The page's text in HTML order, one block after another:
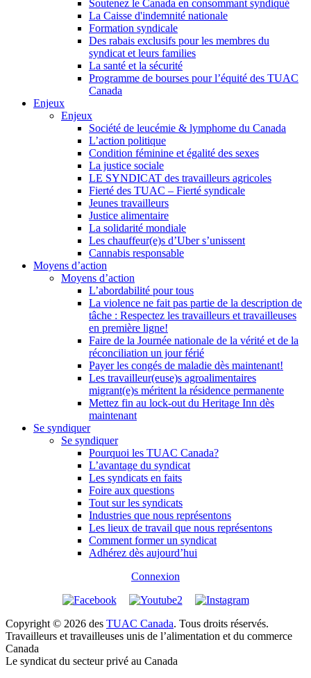
Soutenez le Canada en consommant syndiqué
La Caisse d'indemnité nationale
Formation syndicale
Des rabais exclusifs pour les membres du
syndicat et leurs families
La santé et la sécurité
Programme de bourses pour l’équité des TUAC
Canada
Enjeux
Enjeux
Société de leucémie & lymphome du Canada
L’action politique
Condition féminine et égalité des sexes
La justice sociale
LE SYNDICAT des travailleurs agricoles
Fierté des TUAC – Fierté syndicale
Jeunes travailleurs
Justice alimentaire
La solidarité mondiale
Les chauffeur(e)s d’Uber s’unissent
Cannabis responsable
Moyens d’action
Moyens d’action
L’abordabilité pour tous
La violence ne fait pas partie de la description de
tâche : Respectez les travailleurs et travailleuses
en première ligne!
Faire de la Journée nationale de la vérité et de la
réconciliation un jour férié
Payer les congés de maladie dès maintenant!
Les travailleur(euse)s agroalimentaires
migrant(e)s méritent la résidence permanente
Mettez fin au lock-out du Heritage Inn dès
maintenant
Se syndiquer
Se syndiquer
Pourquoi les TUAC Canada?
L’avantage du syndicat
Les syndicats en faits
Foire aux questions
Tout sur les syndicats
Industries que nous représentons
Les lieux de travail que nous représentons
Comment former un syndicat
Adhérez dès aujourd’hui
Connexion
Copyright © 2026 des TUAC Canada. Tous droits réservés.
Travailleurs et travailleuses unis de l’alimentation et du commerce
Canada
Le syndicat du secteur privé au Canada